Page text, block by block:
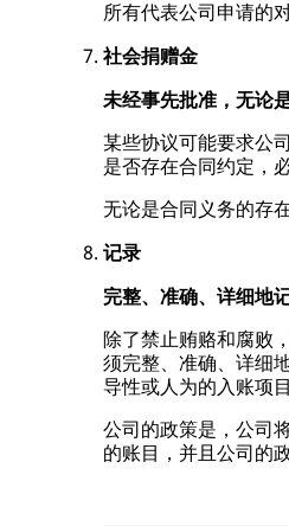
所有代表公司申请的
社会捐赠金
未经事先批准，无论
某些协议可能要求公
是否存在合同约定，
无论是合同义务的存
记录
完整、准确、详细地
除了禁止贿赂和腐败
须完整、准确、详细
导性或人为的入账项目
公司的政策是，公司
的账目，并且公司的